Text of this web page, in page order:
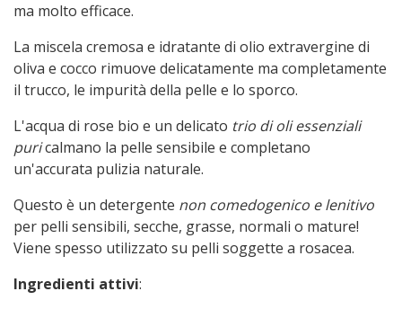
ma molto efficace.
La miscela cremosa e idratante di olio extravergine di
oliva e cocco rimuove delicatamente ma completamente
il trucco, le impurità della pelle e lo sporco.
L'acqua di rose bio e un delicato trio di oli essenziali
puricalmano la pelle sensibile e completano
un'accurata pulizia naturale.
Questo è un detergente non comedogenico e lenitivo
per pelli sensibili, secche, grasse, normali o mature!
Viene spesso utilizzato su pelli soggette a rosacea.
Ingredienti attivi: